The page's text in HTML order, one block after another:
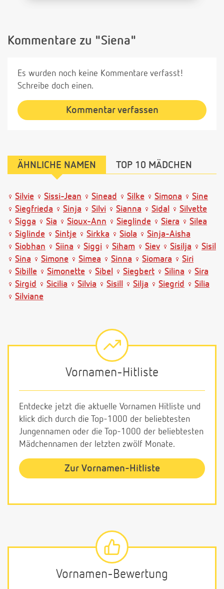
Kommentare zu "Siena"
Es wurden noch keine Kommentare verfasst!
Schreibe doch einen.
Kommentar verfassen
ÄHNLICHE NAMEN TOP 10 MÄDCHEN
Silvie Sissi-Jean Sinead Silke Simona
Sine
Siegfrieda
Sinja Silvi Sianna Sidal
Silvette
Sigga
Sia Sioux-Ann Sieglinde Siera
Silea
Siglinde
Sintje Sirkka Siola
Sinja-Aisha
Siobhan
Siina Siggi Siham Siev Sisilja
Sisil
Sina
Simone Simea Sinna Siomara
Siri
Sibille
Simonette Sibel Siegbert Silina
Sira
Sirgid
Sicilia Silvia Sisill Silja Siegrid
Silia
Silviane
Vornamen-Hitliste
Entdecke jetzt die aktuelle Vornamen Hitliste und
klick dich durch die Top-1000 der beliebtesten
Jungennamen oder die Top-1000 der beliebtesten
Mädchennamen der letzten zwölf Monate.
Zur Vornamen-Hitliste
Vornamen-Bewertung